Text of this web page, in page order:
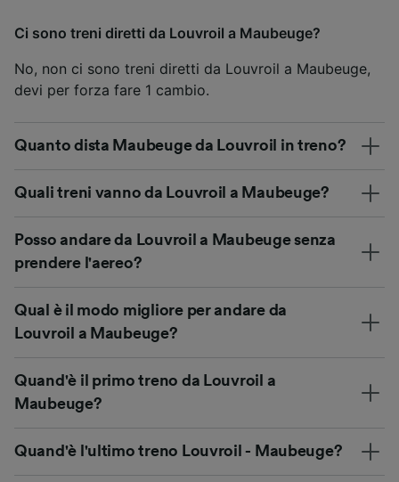
Ci sono treni diretti da Louvroil a Maubeuge?
No, non ci sono treni diretti da Louvroil a Maubeuge,
devi per forza fare 1 cambio.
Quanto dista Maubeuge da Louvroil in treno?
Quali treni vanno da Louvroil a Maubeuge?
Posso andare da Louvroil a Maubeuge senza
prendere l'aereo?
Qual è il modo migliore per andare da
Louvroil a Maubeuge?
Quand'è il primo treno da Louvroil a
Maubeuge?
Quand'è l'ultimo treno Louvroil - Maubeuge?